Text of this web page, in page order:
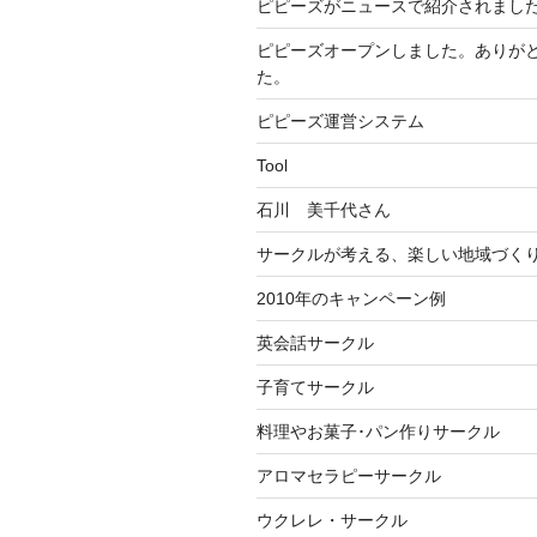
ピピーズがニュースで紹介されました
ピピーズオープンしました。ありが
た。
ピピーズ運営システム
Tool
石川 美千代さん
サークルが考える、楽しい地域づくり
2010年のキャンペーン例
英会話サークル
子育てサークル
料理やお菓子･パン作りサークル
アロマセラピーサークル
ウクレレ・サークル